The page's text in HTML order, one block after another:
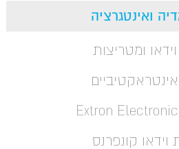
ואינטגרציה
ומטריצות
וידאו קונפרנס